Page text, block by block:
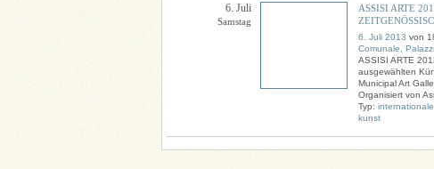
6. Juli
Samstag
ASSISI ARTE
6. Juli 2013 von
Comunale,
ASSISI ARTE
ausgewählten
Municipal Art
Organisiert von
Typ: internationale
kunst